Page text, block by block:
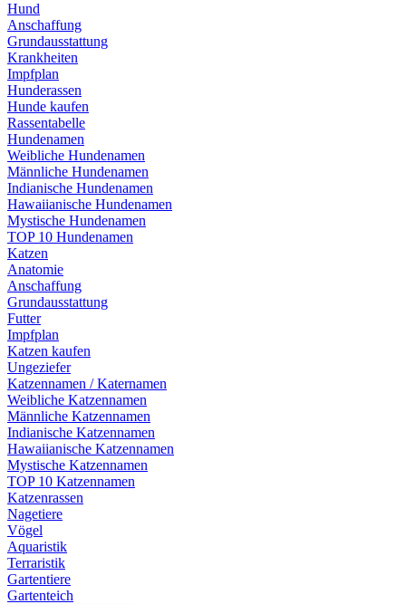
Hund
Anschaffung
Grundausstattung
Krankheiten
Impfplan
Hunderassen
Hunde kaufen
Rassentabelle
Hundenamen
Weibliche Hundenamen
Männliche Hundenamen
Indianische Hundenamen
Hawaiianische Hundenamen
Mystische Hundenamen
TOP 10 Hundenamen
Katzen
Anatomie
Anschaffung
Grundausstattung
Futter
Impfplan
Katzen kaufen
Ungeziefer
Katzennamen / Katernamen
Weibliche Katzennamen
Männliche Katzennamen
Indianische Katzennamen
Hawaiianische Katzennamen
Mystische Katzennamen
TOP 10 Katzennamen
Katzenrassen
Nagetiere
Vögel
Aquaristik
Terraristik
Gartentiere
Gartenteich